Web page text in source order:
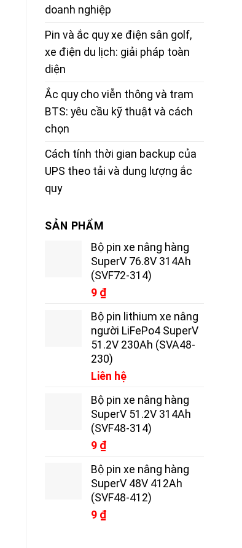
doanh nghiệp
Pin và ắc quy xe điện sân golf,
xe điện du lịch: giải pháp toàn
diện
Ắc quy cho viễn thông và trạm
BTS: yêu cầu kỹ thuật và cách
chọn
Cách tính thời gian backup của
UPS theo tải và dung lượng ắc
quy
SẢN PHẨM
Bộ pin xe nâng hàng
SuperV 76.8V 314Ah
(SVF72-314)
9 ₫
Bộ pin lithium xe nâng
người LiFePo4 SuperV
51.2V 230Ah (SVA48-
230)
Liên hệ
Bộ pin xe nâng hàng
SuperV 51.2V 314Ah
(SVF48-314)
9 ₫
Bộ pin xe nâng hàng
SuperV 48V 412Ah
(SVF48-412)
9 ₫